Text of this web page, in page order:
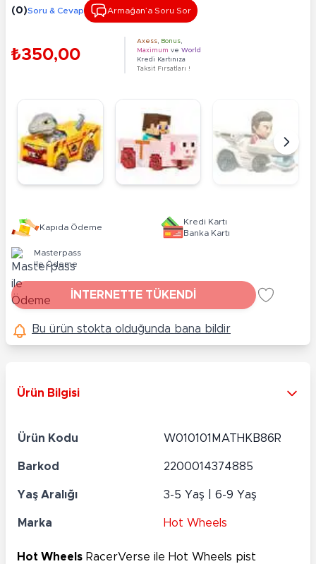
(0)Soru & Cevap Armağan’a Soru Sor
₺350,00
Axess Bonus
Maximum ve World
Kredi Kartınıza
Taksit Fırsatları !
Kapıda Ödeme
Kredi Kartı
Banka Kartı
Masterpass
ile Ödeme
İNTERNETTE TÜKENDİ
Bu ürün stokta olduğunda bana bildir
Ürün Bilgisi
Ürün Kodu W010101MATHKB86R
Barkod 2200014374885
Yaş Aralığı 3-5 Yaş | 6-9 Yaş
Marka Hot Wheels
Hot Wheels RacerVerse ile Hot Wheels pist